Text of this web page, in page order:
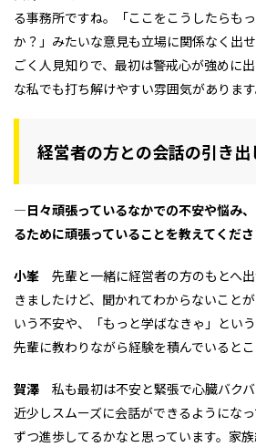
る事務所ですね。「ここをこうしたらも
か？」みたいな意見も立場に関係なく出
ごく人見知りで、最初は警戒心が強めに
な私でも打ち解けやすい雰囲気があります
経営者の方との会話の引き
―日々頑張っているなかでの不安や悩み
るために頑張っていることを教えてくださ
小峯 先輩と一緒に経営者の方のもとへ
きましたけど、聞かれてわからないこと
いう不安や、「もっと学ばなきゃ」とい
先輩に教わりながら経験を積んでいるとこ
賀澤 私も最初は不安と緊張で心臓バク
近少しスムーズに会話ができるようにな
ずつ進歩してるかなと思っています。家